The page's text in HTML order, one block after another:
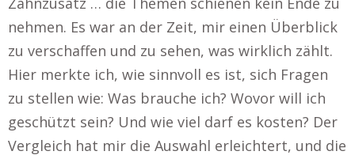
nehmen. Es war an der Zeit, mir einen Überblick
zu verschaffen und zu sehen, was wirklich zählt.
Hier merkte ich, wie sinnvoll es ist, sich Fragen
zu stellen wie: Was brauche ich? Wovor will ich
geschützt sein? Und wie viel darf es kosten? Der
Vergleich hat mir die Auswahl erleichtert, und die